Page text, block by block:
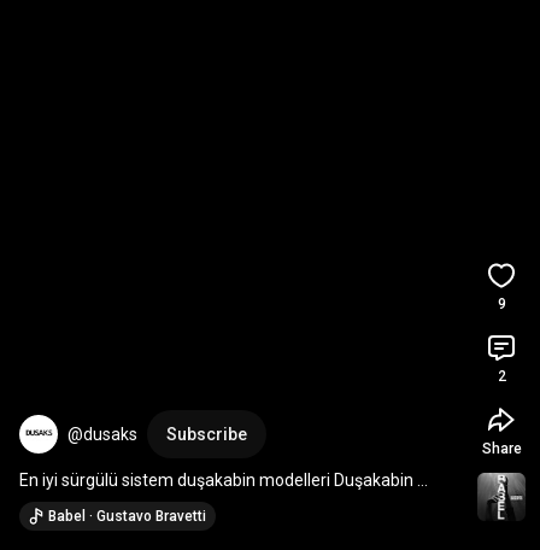
@dusaks Subscribe
En iyi sürgülü sistem duşakabin modelleri Duşakabin
DUŞAKS’da #duşakabin
Babel · Gustavo Bravetti
9
2
Share